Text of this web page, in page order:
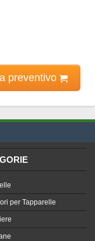
preventivo
per Tapparelle